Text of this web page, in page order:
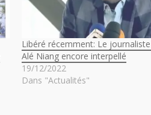
Libéré récemment: Le
Alé Niang encore interpellé
19/12/2022
Dans "Actualités"